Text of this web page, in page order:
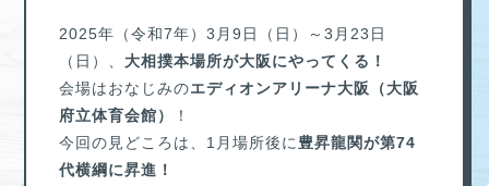
2025年（令和7年）3月9日（日）～3月23日
（日）、 大相撲本場所が大阪にやってくる！
会場はおなじみのエディオンアリーナ大阪（大阪
府立体育会館）
！
今回の見どころは、1月場所後に 豊昇龍関が第74
代横綱に昇進！